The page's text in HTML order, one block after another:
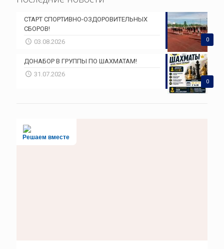
0
СТАРТ СПОРТИВНО-ОЗДОРОВИТЕЛЬНЫХ
СБОРОВ!
03.08.2026
0
ДОНАБОР В ГРУППЫ ПО ШАХМАТАМ!
31.07.2026
Решаем вместе